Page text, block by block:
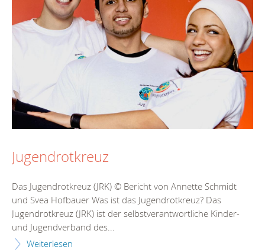
Jugendrotkreuz
Das Jugendrotkreuz (JRK) © Bericht von Annette Schmidt
und Svea Hofbauer Was ist das Jugendrotkreuz? Das
Jugendrotkreuz (JRK) ist der selbstverantwortliche Kinder-
und Jugendverband des...
Weiterlesen